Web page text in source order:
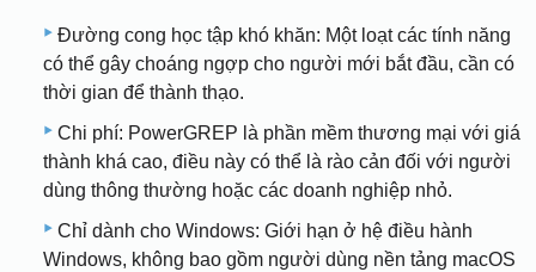
Đường cong học tập khó khăn: Một loạt các tính năng
có thể gây choáng ngợp cho người mới bắt đầu, cần có
thời gian để thành thạo.
Chi phí: PowerGREP là phần mềm thương mại với giá
thành khá cao, điều này có thể là rào cản đối với người
dùng thông thường hoặc các doanh nghiệp nhỏ.
Chỉ dành cho Windows: Giới hạn ở hệ điều hành
Windows, không bao gồm người dùng nền tảng macOS